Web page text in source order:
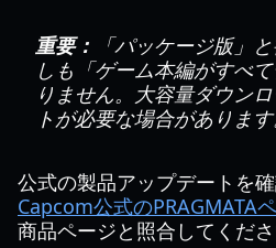
重要：
「パッケージ版」
しも「ゲーム本編がすべ
りません。大容量ダウン
トが必要な場合があります
公式の製品アップデートを確
Capcom公式のPRAGMATA
商品ページと照合してくださ